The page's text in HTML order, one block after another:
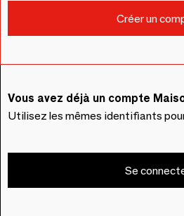
Vous avez déjà un compte
Utilisez les mêmes identifiants
Se